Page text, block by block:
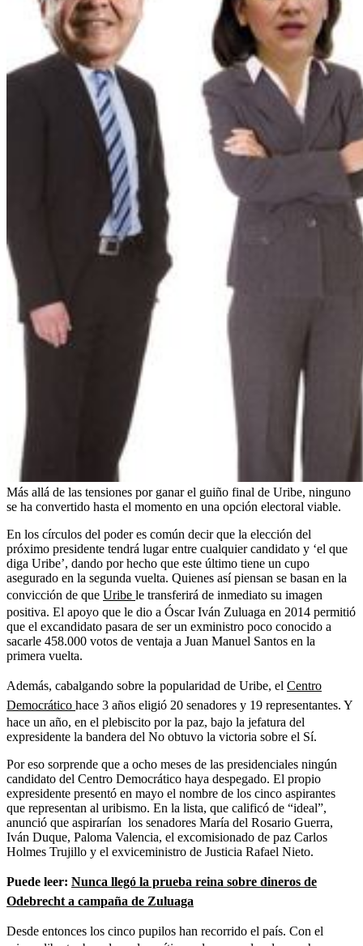
Más allá de las tensiones por ganar el guiño final de Uribe, ninguno
se ha convertido hasta el momento en una opción electoral viable.
En los círculos del poder es común decir que la elección del
próximo presidente tendrá lugar entre cualquier candidato y ‘el que
diga Uribe’, dando por hecho que este último tiene un cupo
asegurado en la segunda vuelta. Quienes así piensan se basan en la
convicción de que Uribe le transferirá de inmediato su imagen
positiva. El apoyo que le dio a Óscar Iván Zuluaga en 2014 permitió
que el excandidato pasara de ser un exministro poco conocido a
sacarle 458.000 votos de ventaja a Juan Manuel Santos en la
primera vuelta.
Además, cabalgando sobre la popularidad de Uribe, el Centro
Democrático hace 3 años eligió 20 senadores y 19 representantes. Y
hace un año, en el plebiscito por la paz, bajo la jefatura del
expresidente la bandera del No obtuvo la victoria sobre el Sí.
Por eso sorprende que a ocho meses de las presidenciales ningún
candidato del Centro Democrático haya despegado. El propio
expresidente presentó en mayo el nombre de los cinco aspirantes
que representan al uribismo. En la lista, que calificó de “ideal”,
anunció que aspirarían los senadores María del Rosario Guerra,
Iván Duque, Paloma Valencia, el excomisionado de paz Carlos
Holmes Trujillo y el exviceministro de Justicia Rafael Nieto.
Puede leer: Nunca llegó la prueba reina sobre dineros de
Odebrecht a campaña de Zuluaga
Desde entonces los cinco pupilos han recorrido el país. Con el